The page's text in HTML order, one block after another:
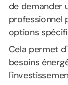
de demander
professionnel
options
Cela permet
besoins